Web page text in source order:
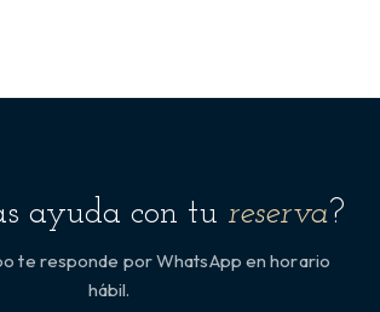
ayuda con tu reserva?
te responde por WhatsApp en horario
hábil.